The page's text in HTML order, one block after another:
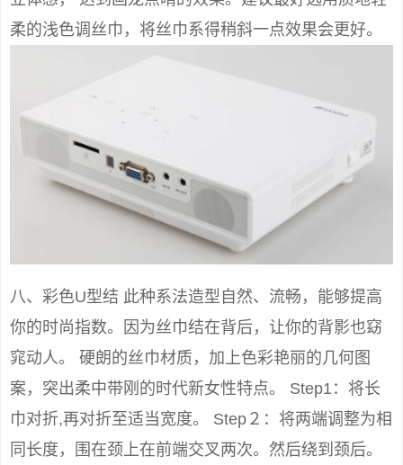
柔的浅色调丝巾，将丝巾系得稍斜一点效果会更好。
八、彩色U型结 此种系法造型自然、流畅，能够提高
你的时尚指数。因为丝巾结在背后，让你的背影也窈
窕动人。 硬朗的丝巾材质，加上色彩艳丽的几何图
案，突出柔中带刚的时代新女性特点。 Step1：将长
巾对折,再对折至适当宽度。 Step２：将两端调整为相
同长度，围在颈上在前端交叉两次。然后绕到颈后。